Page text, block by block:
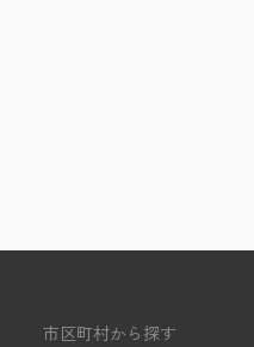
市区町村から探す